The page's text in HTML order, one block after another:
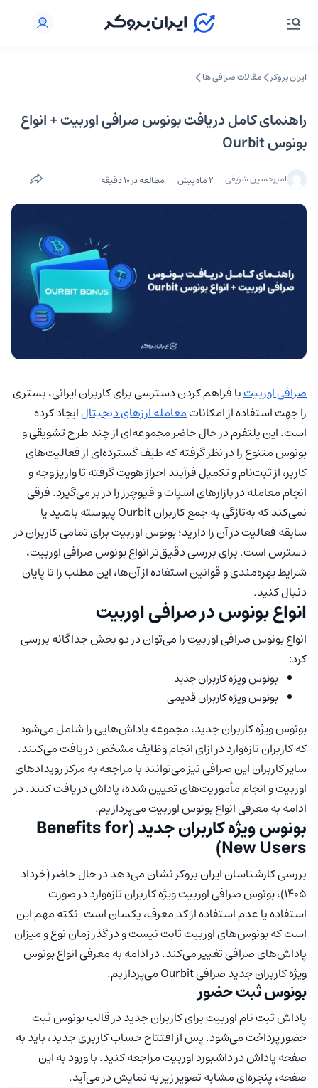
ایران بروکر مقالات صرافی ها
راهنمای کامل دریافت بونوس صرافی اوربیت + انواع
بونوس Ourbit
امیرحسین شریفی 2 ماه پیش مطالعه در 10 دقیقه
صرافی اوربیتبا فراهم کردن دسترسی برای کاربران ایرانی، بستری
را جهت استفاده از امکاناتمعامله ارزهای دیجیتالایجاد کرده
است. این پلتفرم در حال حاضر مجموعه‌ای از چند طرح تشویقی و
بونوس متنوع را در نظر گرفته که طیف گسترده‌ای از فعالیت‌های
کاربر، از ثبت‌نام و تکمیل فرآیند احراز هویت گرفته تا واریز وجه و
انجام معامله در بازارهای اسپات و فیوچرز را در بر می‌گیرد. فرقی
نمی‌کند که به‌تازگی به جمع کاربران Ourbit پیوسته‌ باشید یا
سابقه فعالیت در آن را دارید؛ بونوس اوربیت برای تمامی کاربران در
دسترس است. برای بررسی دقیق‌تر انواع بونوس صرافی اوربیت،
شرایط بهره‌مندی و قوانین استفاده از آن‌ها، این مطلب را تا پایان
دنبال کنید.
انواع بونوس در صرافی اوربیت
انواع بونوس صرافی اوربیت را می‌توان در دو بخش جداگانه بررسی
کرد:
بونوس ویژه کاربران جدید
بونوس ویژه کاربران قدیمی
بونوس ویژه کاربران جدید، مجموعه پاداش‌هایی را شامل می‌شود
که کاربران تازه‌وارد در ازای انجام وظایف مشخص دریافت می‌کنند.
سایر کاربران این صرافی نیز می‌توانند با مراجعه به مرکز رویدادهای
اوربیت و انجام مأموریت‌های تعیین شده، پاداش دریافت کنند. در
ادامه به معرفی انواع بونوس اوربیت می‌پردازیم.
بونوس ویژه کاربران جدید (Benefits for
New Users)
بررسی کارشناسان ایران بروکر نشان می‌دهد در حال حاضر (خرداد
1405)، بونوس صرافی اوربیت ویژه کاربران تازه‌وارد در صورت
استفاده یا عدم استفاده از کد معرف، یکسان است. نکته مهم این
است که بونوس‌های اوربیت ثابت نیست و در گذر زمان نوع و میزان
پاداش‌های صرافی تغییر می‌کند. در ادامه به معرفی انواع بونوس
ویژه کاربران جدید صرافی Ourbit می‌پردازیم.
بونوس ثبت حضور
پاداش ثبت نام اوربیت برای کاربران جدید در قالب بونوس ثبت
حضور پرداخت می‌شود. پس از افتتاح حساب کاربری جدید، باید به
صفحه پاداش در داشبورد اوربیت مراجعه کنید. با ورود به این
صفحه، پنجره‌ای مشابه تصویر زیر به نمایش در می‌آید.